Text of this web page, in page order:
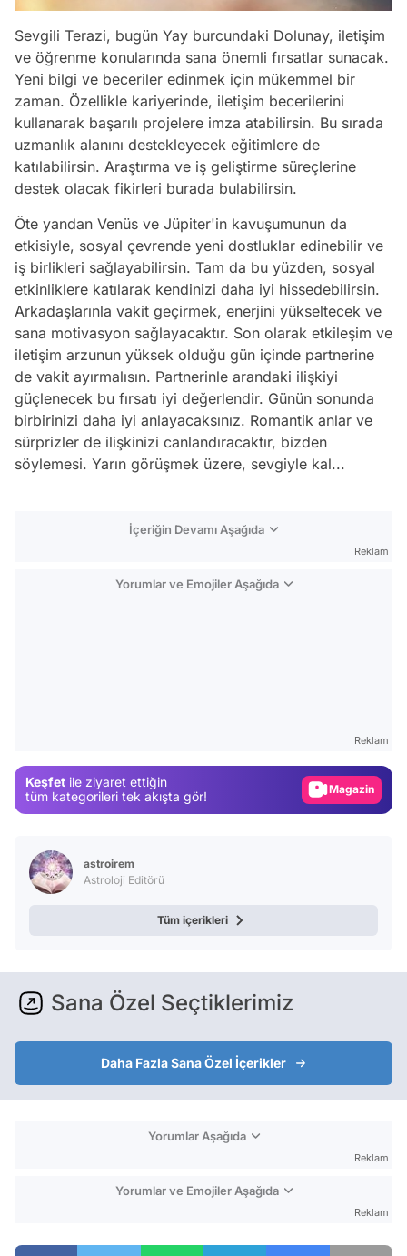
Sevgili Terazi, bugün Yay burcundaki Dolunay, iletişim
ve öğrenme konularında sana önemli fırsatlar sunacak.
Yeni bilgi ve beceriler edinmek için mükemmel bir
zaman. Özellikle kariyerinde, iletişim becerilerini
kullanarak başarılı projelere imza atabilirsin. Bu sırada
uzmanlık alanını destekleyecek eğitimlere de
katılabilirsin. Araştırma ve iş geliştirme süreçlerine
destek olacak fikirleri burada bulabilirsin.
Öte yandan Venüs ve Jüpiter'in kavuşumunun da
etkisiyle, sosyal çevrende yeni dostluklar edinebilir ve
iş birlikleri sağlayabilirsin. Tam da bu yüzden, sosyal
etkinliklere katılarak kendinizi daha iyi hissedebilirsin.
Arkadaşlarınla vakit geçirmek, enerjini yükseltecek ve
sana motivasyon sağlayacaktır. Son olarak etkileşim ve
iletişim arzunun yüksek olduğu gün içinde partnerine
de vakit ayırmalısın. Partnerinle arandaki ilişkiyi
güçlenecek bu fırsatı iyi değerlendir. Günün sonunda
birbirinizi daha iyi anlayacaksınız. Romantik anlar ve
sürprizler de ilişkinizi canlandıracaktır, bizden
söylemesi. Yarın görüşmek üzere, sevgiyle kal...
İçeriğin Devamı Aşağıda
Reklam
Yorumlar ve Emojiler Aşağıda
Reklam
Keşfet ile ziyaret ettiğin
tüm kategorileri tek akışta gör!
Magazin
astroirem
Astroloji Editörü
Tüm içerikleri
Sana Özel Seçtiklerimiz
Daha Fazla Sana Özel İçerikler
Yorumlar Aşağıda
Reklam
Yorumlar ve Emojiler Aşağıda
Reklam